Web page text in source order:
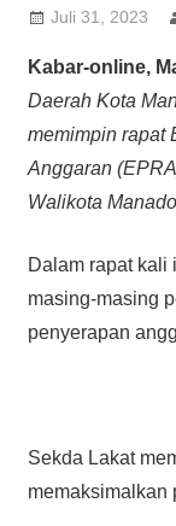
Juli 31, 2023
Kabar-online,
Daerah Kota
memimpin rapat
Anggaran
Walikota
Dalam rapat kali
masing-masing
penyerapan
Sekda Lakat
memaksimalkan